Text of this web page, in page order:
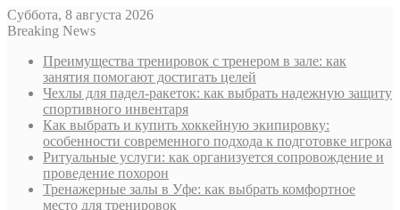
Суббота, 8 августа 2026
Breaking News
Преимущества тренировок с тренером в зале: как
занятия помогают достигать целей
Чехлы для падел-ракеток: как выбрать надежную защиту
спортивного инвентаря
Как выбрать и купить хоккейную экипировку:
особенности современного подхода к подготовке игрока
Ритуальные услуги: как организуется сопровождение и
проведение похорон
Тренажерные залы в Уфе: как выбрать комфортное
место для тренировок